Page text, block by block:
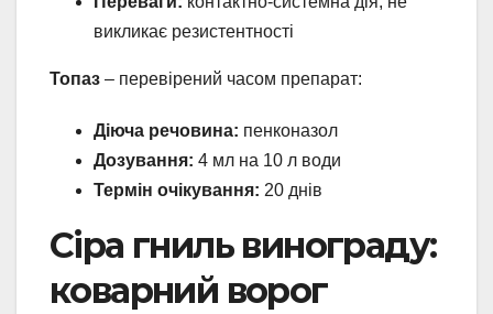
викликає резистентності
Топаз – перевірений часом препарат:
Діюча речовина: пенконазол
Дозування: 4 мл на 10 л води
Термін очікування: 20 днів
Сіра гниль винограду:
коварний ворог